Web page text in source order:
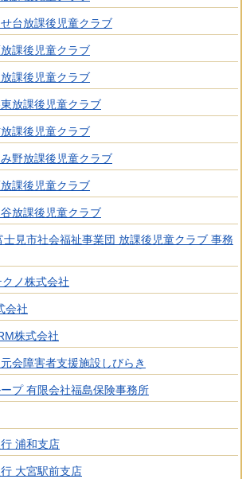
台放課後児童クラブ
課後児童クラブ
課後児童クラブ
放課後児童クラブ
課後児童クラブ
野放課後児童クラブ
課後児童クラブ
放課後児童クラブ
見市社会福祉事業団 放課後児童クラブ 事務
ノ株式会社
会社
株式会社
会障害者支援施設しびらき
プ 有限会社福島保険事務所
浦和支店
大宮駅前支店